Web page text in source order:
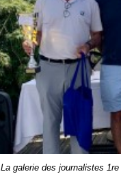
La galerie des journalistes